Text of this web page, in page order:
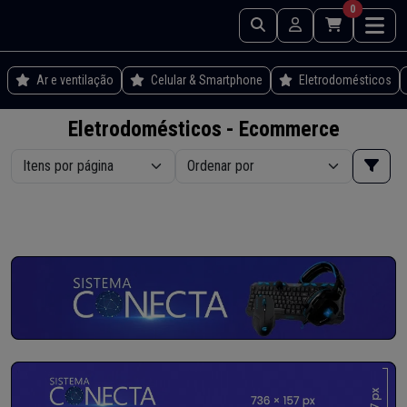
0
Ar e ventilação Celular & Smartphone Eletrodomésticos
Eletrodomésticos - Ecommerce